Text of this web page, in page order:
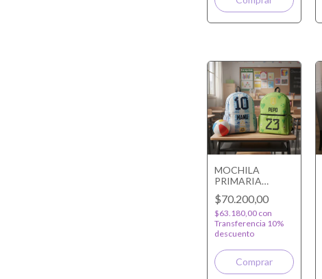
MOCHILA
PRIMARIA
PERSONALIZADA
$70.200,00
$63.180,00 con
Transferencia 10%
descuento